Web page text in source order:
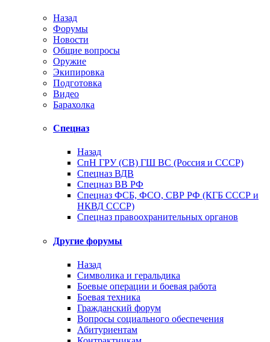
Назад
Форумы
Новости
Общие вопросы
Оружие
Экипировка
Подготовка
Видео
Барахолка
Спецназ
Назад
СпН ГРУ (СВ) ГШ ВС (Россия и СССР)
Спецназ ВДВ
Спецназ ВВ РФ
Спецназ ФСБ, ФСО, СВР РФ (КГБ СССР и
НКВД СССР)
Спецназ правоохранительных органов
Другие форумы
Назад
Символика и геральдика
Боевые операции и боевая работа
Боевая техника
Гражданский форум
Вопросы социального обеспечения
Абитуриентам